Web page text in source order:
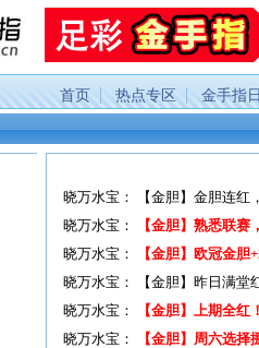
首页 热点专区
金手指
晓万水宝：
【金胆】金胆连红
晓万水宝：
【金胆】熟悉联赛
晓万水宝：
【金胆】欧冠金胆
晓万水宝：
【金胆】昨日满堂
晓万水宝：
【金胆】上期全红
晓万水宝：
【金胆】周六选择